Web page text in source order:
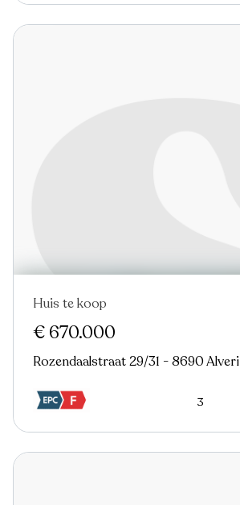
Huis te koop
€ 670.000
Rozendaalstraat 29/31 - 8690
3